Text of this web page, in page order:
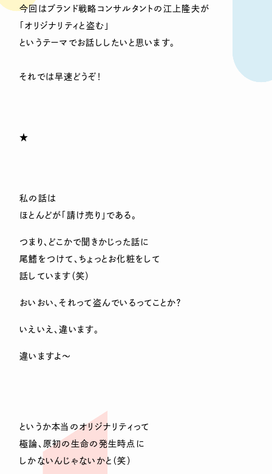
今回はブランド戦略コンサルタントの江上隆夫が
「オリジナリティと盗む」
というテーマでお話ししたいと思います。
それでは早速どうぞ！
★
私の話は
ほとんどが「請け売り」である。
つまり、どこかで聞きかじった話に
尾鰭をつけて、ちょっとお化粧をして
話しています（笑）
おいおい、それって盗んでいるってことか？
いえいえ、違います。
違いますよ～
というか本当のオリジナリティって
極論、原初の生命の発生時点に
しかないんじゃないかと（笑）